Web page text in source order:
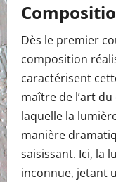
Dès le premier
composition
caractérisent
maître de l’art
laquelle la
manière
saisissant. Ici, la
inconnue, jetant